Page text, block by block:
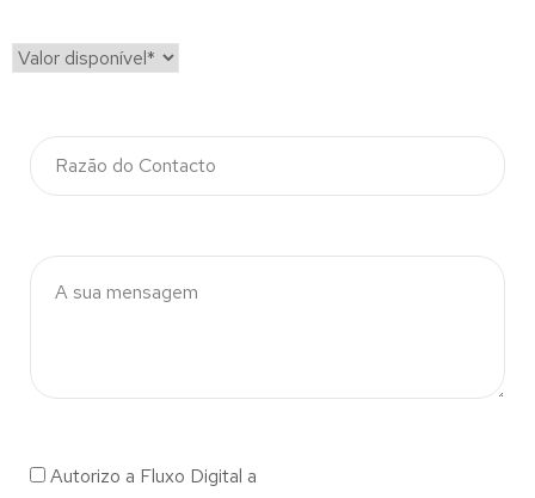
Autorizo a Fluxo Digital a